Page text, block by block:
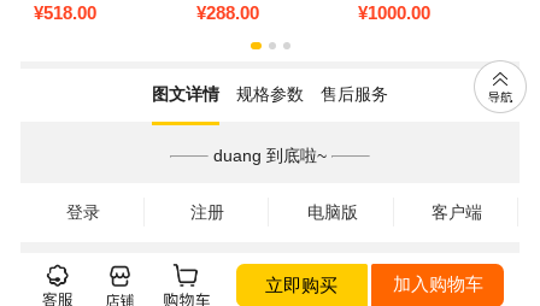
¥518.00 ¥288.00 ¥1000.00
图文详情 规格参数 售后服务
duang 到底啦~
登录 注册 电脑版 客户端
立即购买 加入购物车